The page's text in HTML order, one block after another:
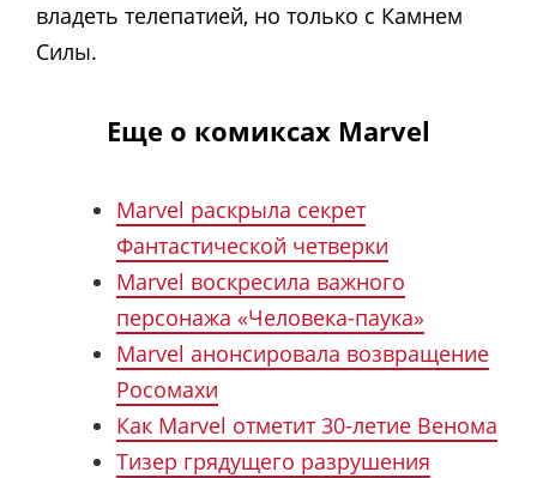
владеть телепатией, но только с Камнем
Силы.
Еще о комиксах Marvel
Marvel раскрыла секрет
Фантастической четверки
Marvel воскресила важного
персонажа «Человека-паука»
Marvel анонсировала возвращение
Росомахи
Как Marvel отметит 30-летие Венома
Тизер грядущего разрушения